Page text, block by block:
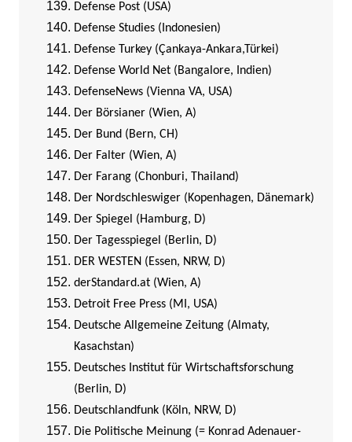
Defense Post (USA)
Defense Studies (Indonesien)
Defense Turkey (Çankaya-Ankara,Türkei)
Defense World Net (Bangalore, Indien)
DefenseNews (Vienna VA, USA)
Der Börsianer (Wien, A)
Der Bund (Bern, CH)
Der Falter (Wien, A)
Der Farang (Chonburi, Thailand)
Der Nordschleswiger (Kopenhagen, Dänemark)
Der Spiegel (Hamburg, D)
Der Tagesspiegel (Berlin, D)
DER WESTEN (Essen, NRW, D)
derStandard.at (Wien, A)
Detroit Free Press (MI, USA)
Deutsche Allgemeine Zeitung (Almaty,
Kasachstan)
Deutsches Institut für Wirtschaftsforschung
(Berlin, D)
Deutschlandfunk (Köln, NRW, D)
Die Politische Meinung (= Konrad Adenauer-